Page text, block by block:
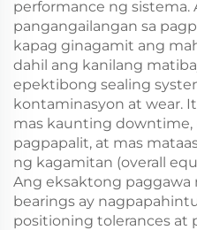
performance ng sistema.
pangangailangan sa
kapag ginagamit ang
dahil ang kanilang
epektibong sealing
kontaminasyon at wear.
mas kaunting downtime,
pagpapalit, at mas
ng kagamitan (overall
Ang eksaktong paggawa
bearings ay
positioning tolerances at